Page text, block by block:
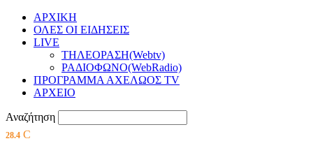
ΑΡΧΙΚΗ
ΟΛΕΣ ΟΙ ΕΙΔΗΣΕΙΣ
LIVE
ΤΗΛΕΟΡΑΣΗ(Webtv)
ΡΑΔΙΟΦΩΝΟ(WebRadio)
ΠΡΟΓΡΑΜΜΑ ΑΧΕΛΩΟΣ TV
ΑΡΧΕΙΟ
Αναζήτηση
28.4 C